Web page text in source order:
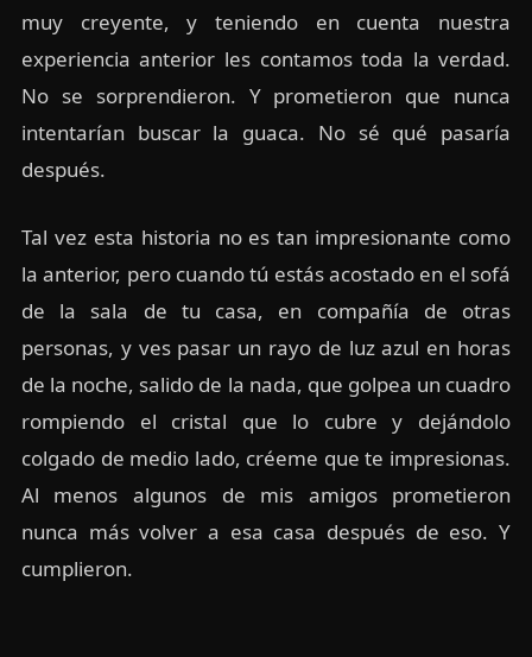
muy creyente, y teniendo en cuenta nuestra
experiencia anterior les contamos toda la verdad.
No se sorprendieron. Y prometieron que nunca
intentarían buscar la guaca. No sé qué pasaría
después.
Tal vez esta historia no es tan impresionante como
la anterior, pero cuando tú estás acostado en el sofá
de la sala de tu casa, en compañía de otras
personas, y ves pasar un rayo de luz azul en horas
de la noche, salido de la nada, que golpea un cuadro
rompiendo el cristal que lo cubre y dejándolo
colgado de medio lado, créeme que te impresionas.
Al menos algunos de mis amigos prometieron
nunca más volver a esa casa después de eso. Y
cumplieron.